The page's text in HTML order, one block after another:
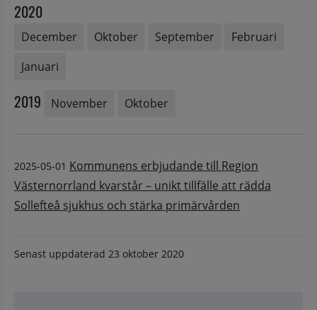
2020
December Oktober September
Februari
Januari
2019 November Oktober
2025-05-01 Kommunens erbjudande till Region
Västernorrland kvarstår – unikt tillfälle att rädda
Sollefteå sjukhus och stärka primärvården
Senast uppdaterad 23 oktober 2020